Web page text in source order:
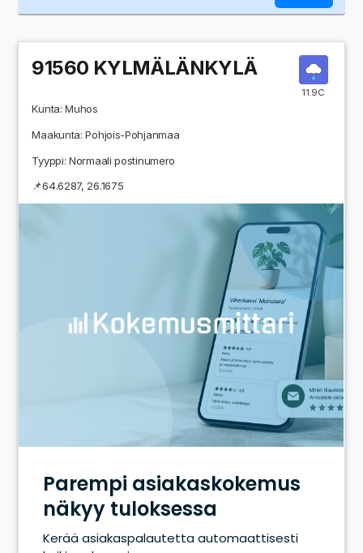
11.9C
91560 KYLMÄLÄNKYLÄ
Kunta:Muhos
Maakunta:Pohjois-Pohjanmaa
Tyyppi: Normaali postinumero
📌64.6287,26.1675